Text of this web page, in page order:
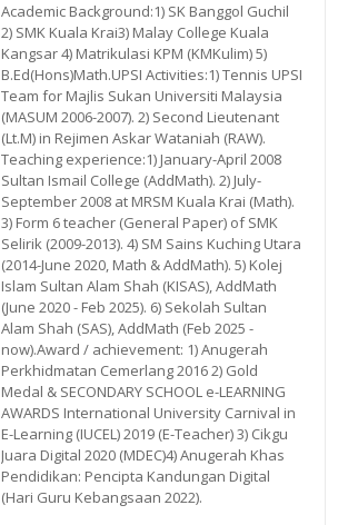
Academic Background:1) SK Banggol Guchil
2) SMK Kuala Krai3) Malay College Kuala
Kangsar 4) Matrikulasi KPM (KMKulim) 5)
B.Ed(Hons)Math.UPSI Activities:1) Tennis UPSI
Team for Majlis Sukan Universiti Malaysia
(MASUM 2006-2007). 2) Second Lieutenant
(Lt.M) in Rejimen Askar Wataniah (RAW).
Teaching experience:1) January-April 2008
Sultan Ismail College (AddMath). 2) July-
September 2008 at MRSM Kuala Krai (Math).
3) Form 6 teacher (General Paper) of SMK
Selirik (2009-2013). 4) SM Sains Kuching Utara
(2014-June 2020, Math & AddMath). 5) Kolej
Islam Sultan Alam Shah (KISAS), AddMath
(June 2020 - Feb 2025). 6) Sekolah Sultan
Alam Shah (SAS), AddMath (Feb 2025 -
now).Award / achievement: 1) Anugerah
Perkhidmatan Cemerlang 2016 2) Gold
Medal & SECONDARY SCHOOL e-LEARNING
AWARDS International University Carnival in
E-Learning (IUCEL) 2019 (E-Teacher) 3) Cikgu
Juara Digital 2020 (MDEC)4) Anugerah Khas
Pendidikan: Pencipta Kandungan Digital
(Hari Guru Kebangsaan 2022).